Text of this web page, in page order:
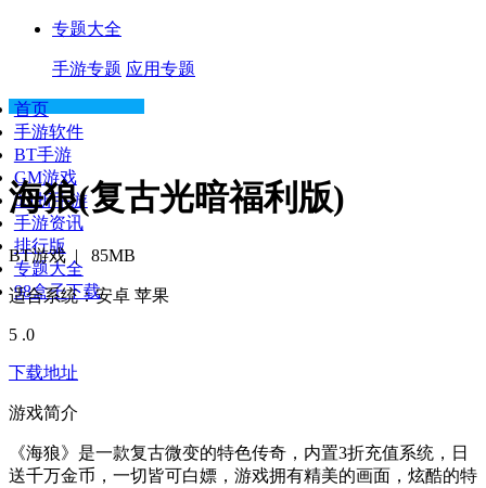
专题大全
手游专题 应用专题
首页
手游软件
BT手游
GM游戏
0.1折手游
手游资讯
排行版
专题大全
98盒子下载
海狼(复古光暗福利版)
BT游戏 | 85MB
适合系统：安卓 苹果
5 .0
下载地址
游戏简介
《海狼》是一款复古微变的特色传奇，内置3折充值系统，日
送千万金币，一切皆可白嫖，游戏拥有精美的画面，炫酷的特